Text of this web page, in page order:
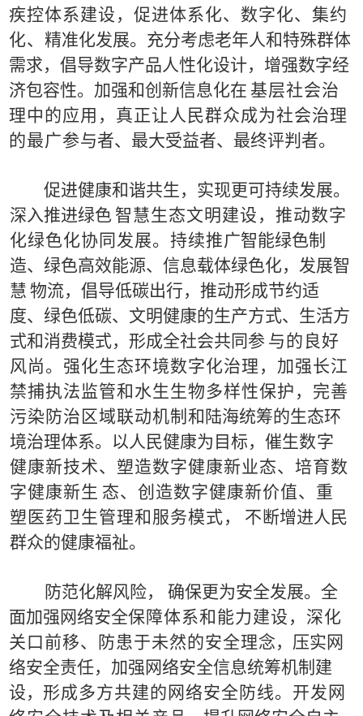
疾控体系建设，促进体系化、数字化、集约
化、 精准化发展。充分考虑老年人和特殊群体
需求， 倡导数字产品 人性化设计， 增强数字经
济包容性。加强和创新信息化在 基层社会治
理中的应用，真正让人民群众成为社会治理
的最广参与者、最大受益者、最终评判者。
促进健康和谐共生 ，实现更可持续发展。
深入推进绿色 智慧生态文明建设，推动数字
化绿色化协同发展。持续推广智能绿色制
造、绿色高效能源、信息载体绿色化，发展智
慧 物流，倡导低碳出行，推动形成节约适
度、绿色低碳、文明健康的生产方式、 生活方
式和消费模式，形成全社会共同参 与的良好
风尚。强化生态环境数字化治理，加强长江
禁捕执法监管和水生生物多样性保护，完善
污染防治区域联动机制 和陆海统筹的生态环
境治理体系。以人民健康为目标，催生数字
健康新技术、塑造数字健康新业态、培育数
字健康新生 态、创造数字健康新价值、重
塑医药卫生管理和服务模式，
不 断增进人民
群众的健康福祉。
防范化解风险， 确保更为安全发展。 全
面加强网络安全保 障体系和能力建设，深化
关口前移、防患于未然的安全理念， 压实网
络安全责任， 加强网络安全信息统筹机制建
设， 形成多方共建的网络安全防线。开发网